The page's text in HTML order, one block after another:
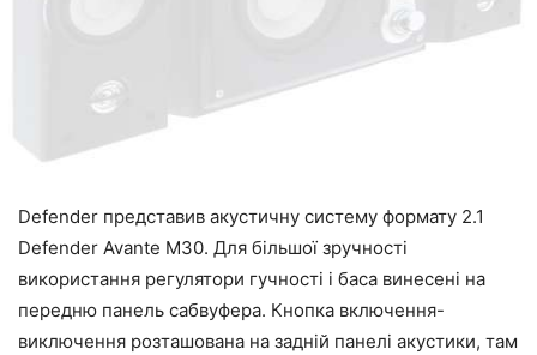
Defender представив акустичну систему формату 2.1
Defender Avante M30. Для більшої зручності
використання регулятори гучності і баса винесені на
передню панель сабвуфера. Кнопка включення-
виключення розташована на задній панелі акустики, там